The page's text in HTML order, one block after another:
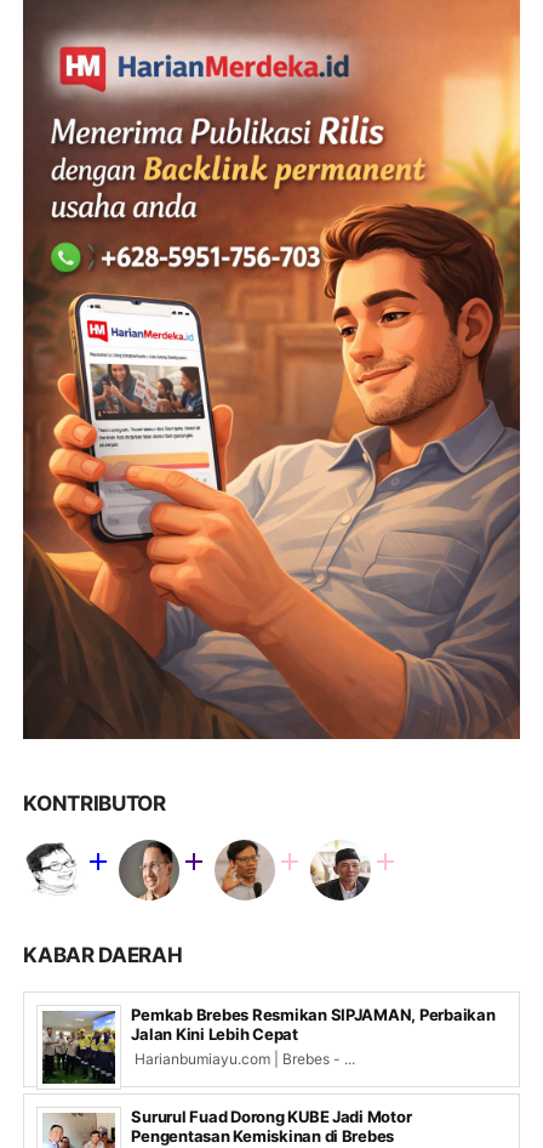
KONTRIBUTOR
KABAR DAERAH
Pemkab Brebes Resmikan SIPJAMAN, Perbaikan
Jalan Kini Lebih Cepat
Harianbumiayu.com | Brebes - ...
Sururul Fuad Dorong KUBE Jadi Motor
Pengentasan Kemiskinan di Brebes